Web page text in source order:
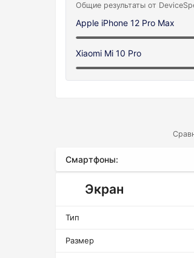
Общие результаты от
Apple iPhone 12 Pro Max
Xiaomi Mi 10 Pro
Смартфоны:
Экран
Тип
Размер